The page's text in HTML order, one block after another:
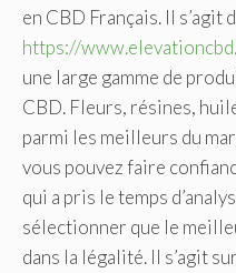
en CBD Français. Il s’agit
https://
une large gamme de
CBD. Fleurs, résines,
parmi les meilleurs du
vous pouvez faire
qui a pris le temps
sélectionner que le
dans la légalité. Il s’agit